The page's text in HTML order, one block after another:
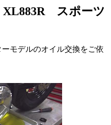
スポーツ
モデルのオイル交換をご依